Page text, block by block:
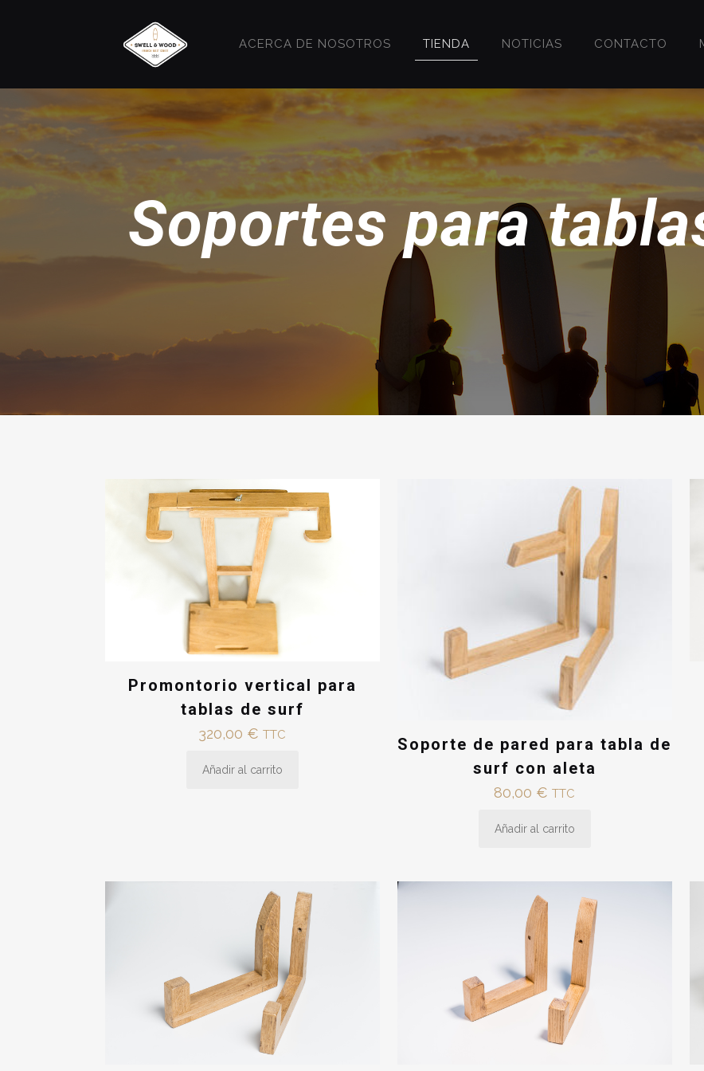
ACERCA DE NOSOTROS TIENDA NOTICIAS CONTACTO
Soportes para
Promontorio vertical para
tablas de surf
320,00 € TTC
Añadir al carrito
Soporte de pared para tabla de
surf con aleta
80,00 € TTC
Añadir al carrito